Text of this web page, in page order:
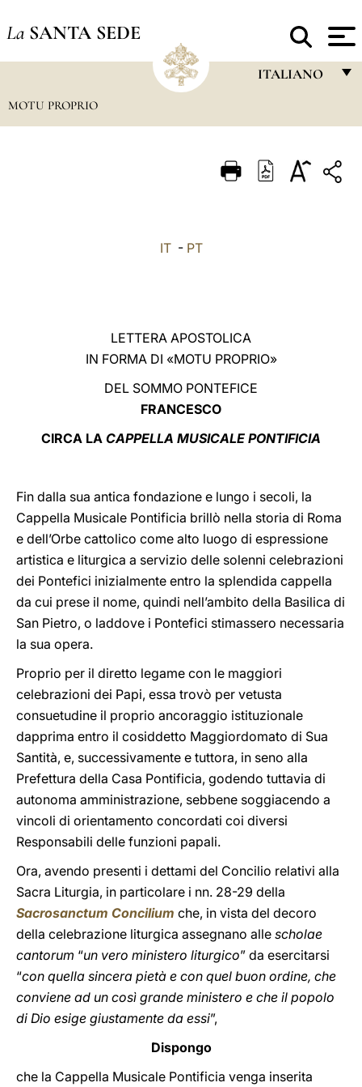
La SANTA SEDE
ITALIANO
ITALIANO
中文
LATINE
MOTU PROPRIO
IT- PT
LETTERA APOSTOLICA
IN FORMA DI «MOTU PROPRIO»
DEL SOMMO PONTEFICE
FRANCESCO
CIRCA LA CAPPELLA MUSICALE PONTIFICIA
Fin dalla sua antica fondazione e lungo i secoli, la
Cappella Musicale Pontificia brillò nella storia di Roma
e dell’Orbe cattolico come alto luogo di espressione
artistica e liturgica a servizio delle solenni celebrazioni
dei Pontefici inizialmente entro la splendida cappella
da cui prese il nome, quindi nell’ambito della Basilica di
San Pietro, o laddove i Pontefici stimassero necessaria
la sua opera.
Proprio per il diretto legame con le maggiori
celebrazioni dei Papi, essa trovò per vetusta
consuetudine il proprio ancoraggio istituzionale
dapprima entro il cosiddetto Maggiordomato di Sua
Santità, e, successivamente e tuttora, in seno alla
Prefettura della Casa Pontificia, godendo tuttavia di
autonoma amministrazione, sebbene soggiacendo a
vincoli di orientamento concordati coi diversi
Responsabili delle funzioni papali.
Ora, avendo presenti i dettami del Concilio relativi alla
Sacra Liturgia, in particolare i nn. 28-29 della
Sacrosanctum Concilium che, in vista del decoro
della celebrazione liturgica assegnano alle scholae
cantorum “un vero ministero liturgico” da esercitarsi
“con quella sincera pietà e con quel buon ordine, che
conviene ad un così grande ministero e che il popolo
di Dio esige giustamente da essi”,
Dispongo
che la Cappella Musicale Pontificia venga inserita